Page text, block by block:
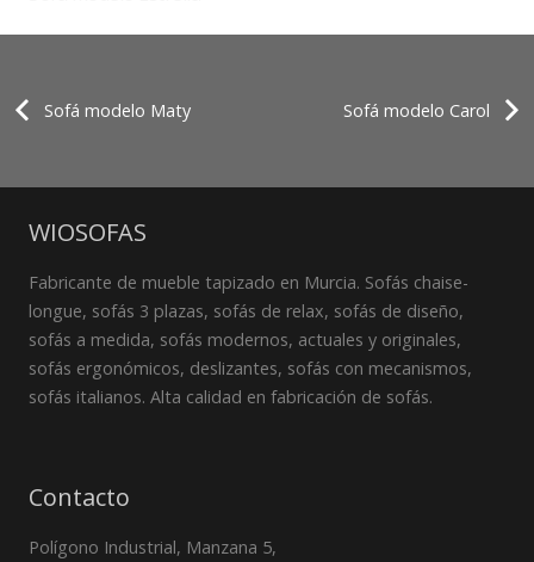
Sofá modelo Maty Sofá modelo Carol
WIOSOFAS
Fabricante de mueble tapizado en Murcia. Sofás chaise-
longue, sofás 3 plazas, sofás de relax, sofás de diseño,
sofás a medida, sofás modernos, actuales y originales,
sofás ergonómicos, deslizantes, sofás con mecanismos,
sofás italianos. Alta calidad en fabricación de sofás.
Contacto
Polígono Industrial, Manzana 5,